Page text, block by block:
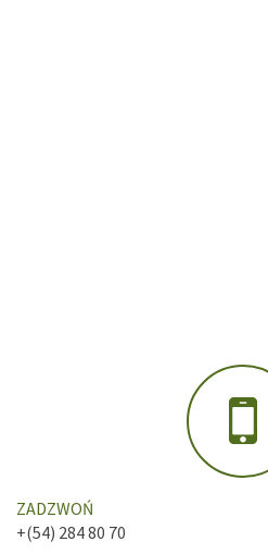
ZADZWOŃ
+(54) 284 80 70